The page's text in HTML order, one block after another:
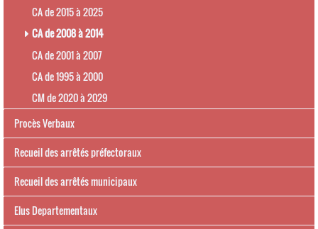
CA de 2015 à 2025
CA de 2008 à 2014
CA de 2001 à 2007
CA de 1995 à 2000
CM de 2020 à 2029
Procès Verbaux
Recueil des arrêtés préfectoraux
Recueil des arrêtés municipaux
Elus Departementaux